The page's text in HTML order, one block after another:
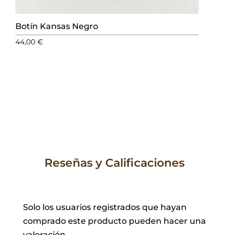
Botín Kansas Negro
44,00€
Reseñas y Calificaciones
Solo los usuarios registrados que hayan
comprado este producto pueden hacer una